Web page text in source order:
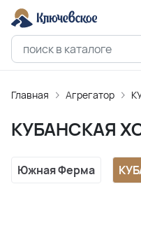
Главная Агрегатор
КУБАНСКАЯ
Южная Ферма